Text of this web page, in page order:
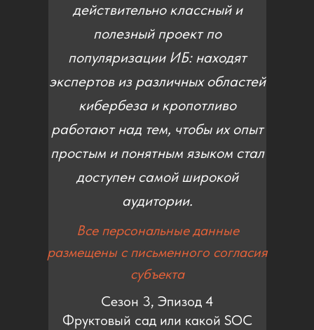
действительно классный и
полезный проект по
популяризации ИБ: находят
экспертов из различных областей
кибербеза и кропотливо
работают над тем, чтобы их опыт
простым и понятным языком стал
доступен самой широкой
аудитории.
Сезон 3, Эпизод 4
Фруктовый сад или какой SOC
Все персональные данные
размещены с письменного согласия
субъекта